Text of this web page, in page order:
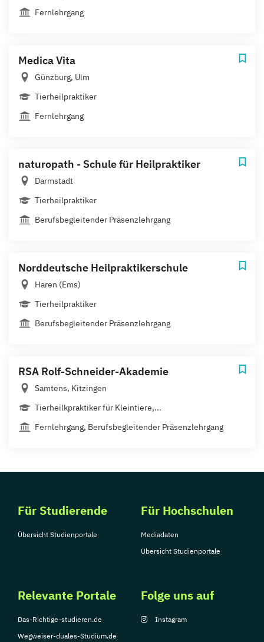
Fernlehrgang
Medica Vita
Günzburg, Ulm
Tierheilpraktiker
Fernlehrgang
naturopath - Schule für Heilpraktiker
Darmstadt
Tierheilpraktiker
Berufsbegleitender Präsenzlehrgang
Norddeutsche Heilpraktikerschule
Haren (Ems)
Tierheilpraktiker
Berufsbegleitender Präsenzlehrgang
RSA Rolf-Schneider-Akademie
Samtens, Kitzingen
Tierheilkpraktiker für Kleintiere,...
Fernlehrgang, Berufsbegleitender Präsenzlehrgang
Für Studierende
Übersicht Studienportale
Für Hochschulen
Mediadaten
Übersicht Studienportale
Relevante Portale
Das-Richtige-studieren.de
Wegweiser-duales-Studium.de
Folge uns auf
Instagram